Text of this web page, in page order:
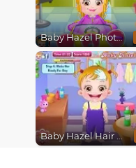
Baby Hazel Photoshoot
Baby Hazel Hair Care